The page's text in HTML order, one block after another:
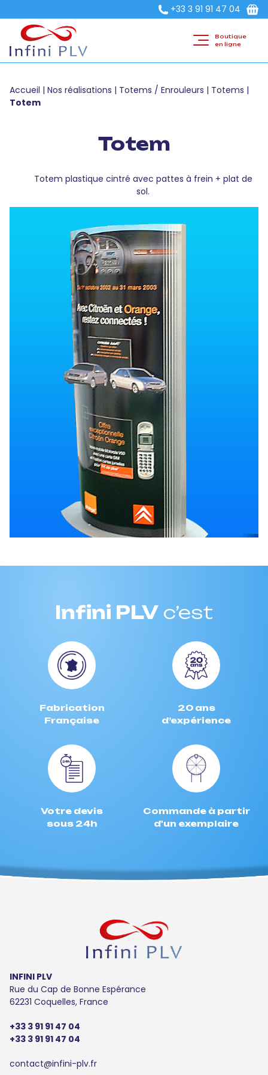
+33 3 91 91 47 04
Boutique
en ligne
Accueil | Nos réalisations | Totems / Enrouleurs | Totems |
Totem
Totem
Totem plastique cintré avec pattes à frein + plat de
sol.
Infini PLV c’est
Fabrication
Française
20 ans
d’expérience
Votre devis
sous 24h
Commande à partir
d'un exemplaire
INFINI PLV
Rue du Cap de Bonne Espérance
62231 Coquelles, France
+33 3 91 91 47 04
+33 3 91 91 47 04
contact@infini-plv.fr